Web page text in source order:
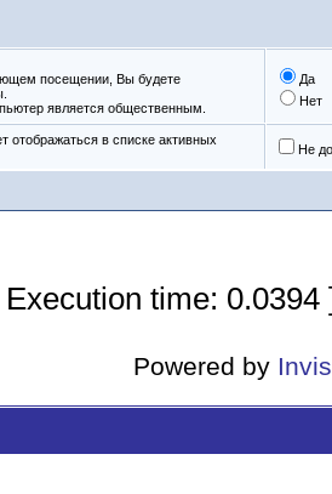
посещении, Вы будете
является общественным.
Да
Нет
отображаться в списке активных
Не
Execution time:
Powered by